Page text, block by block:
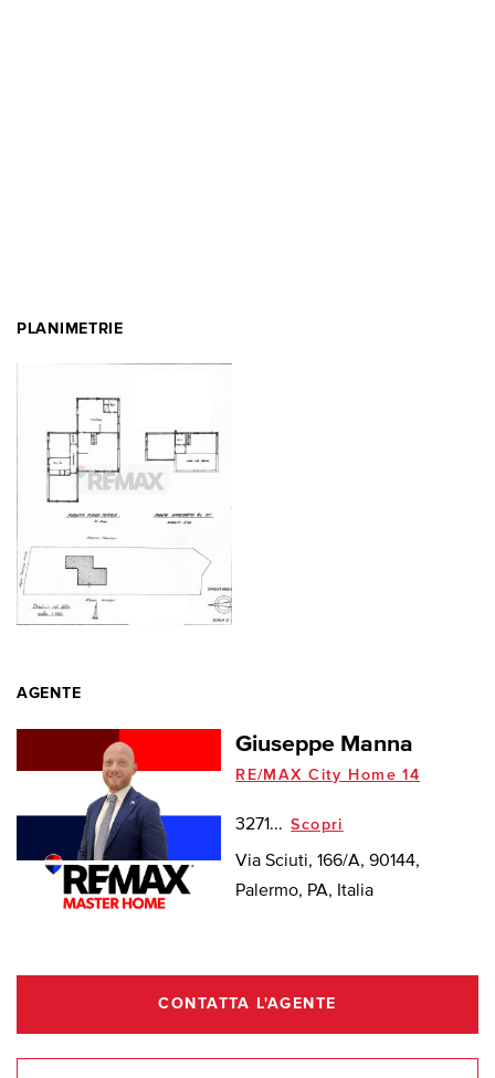
PLANIMETRIE
AGENTE
Giuseppe Manna
RE/MAX City Home 14
3271... Scopri
Via Sciuti, 166/A, 90144,
Palermo, PA, Italia
CONTATTA L'AGENTE